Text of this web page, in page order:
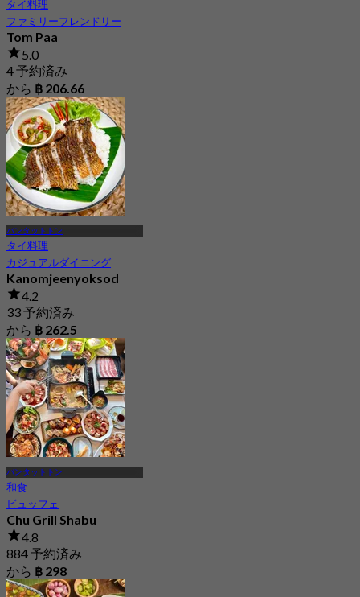
タイ料理
ファミリーフレンドリー
Tom Paa
5.0
4 予約済み
から ฿ 206.66
バンタットトン
タイ料理
カジュアルダイニング
Kanomjeenyoksod
4.2
33 予約済み
から ฿ 262.5
バンタットトン
和食
ビュッフェ
Chu Grill Shabu
4.8
884 予約済み
から ฿ 298